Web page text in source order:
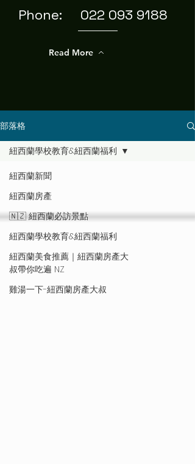
Phone: 022 093 9188
Read More
部落格
紐西蘭新聞
紐西蘭房產
🇳🇿 紐西蘭必訪景點
紐西蘭學校教育&紐西蘭福利
紐西蘭美食推薦｜紐西蘭房產大
叔帶你吃遍 NZ
雞湯一下-紐西蘭房產大叔
紐西蘭學校教育&紐西蘭福利